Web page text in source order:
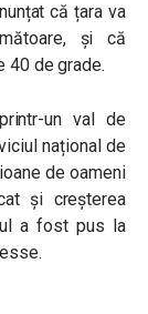
că țara va
și că
40 de grade.
un val de
național de
de oameni
și creșterea
a fost pus la